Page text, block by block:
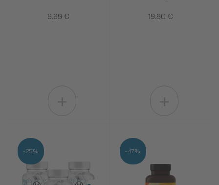
9.99 € 19.90 €
-25% -47%